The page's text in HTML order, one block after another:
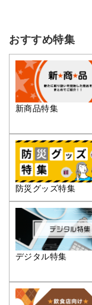
おすすめ特集
新商品特集
防災グッズ特集
デジタル特集